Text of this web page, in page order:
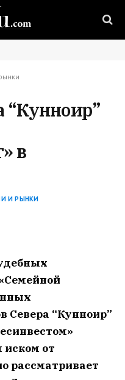
“Кунноир”
в
И РЫНКИ
Севера “Кунноир”
иском от
рассматривает